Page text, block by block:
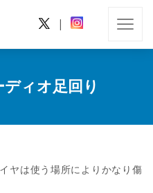
ディオ足回り
ヤは使う場所によりかなり傷